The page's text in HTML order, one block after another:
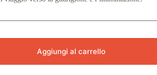
Aggiungi al carrello